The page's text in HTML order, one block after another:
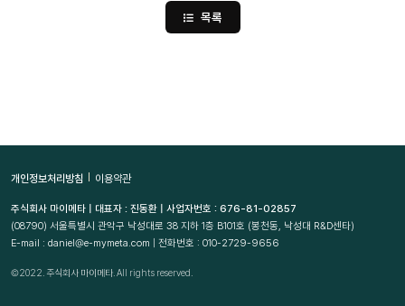
목록
개인정보처리방침 이용약관
주식회사 마이메타 | 대표자 : 진동환 | 사업자번호 : 676-81-02857
(08790) 서울특별시 관악구 낙성대로 38 지하 1층 B101호 (봉천동, 낙성대 R&D센타)
E-mail : daniel@e-mymeta.com | 전화번호 : 010-2729-9656
©2022. 주식회사 마이메타. All rights reserved.